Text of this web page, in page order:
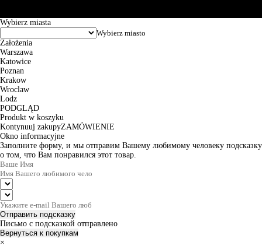
Wybierz miasta
Założenia
Warszawa
Katowice
Poznan
Krakow
Wroclaw
Lodz
PODGLĄD
Produkt w koszyku
Kontynuuj zakupyZAMÓWIENIE
Okno informacyjne
Заполните форму, и мы отправим Вашему любимому человеку подсказку
о том, что Вам понравился этот товар.
Отправить подсказку
Письмо с подсказкой отправлено
Вернуться к покупкам
×